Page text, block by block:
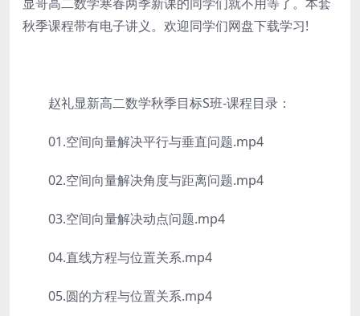
秋季课程带有电子讲义。欢迎同学们网盘下载学习!
赵礼显新高二数学秋季目标S班-课程目录：
01.空间向量解决平行与垂直问题.mp4
02.空间向量解决角度与距离问题.mp4
03.空间向量解决动点问题.mp4
04.直线方程与位置关系.mp4
05.圆的方程与位置关系.mp4